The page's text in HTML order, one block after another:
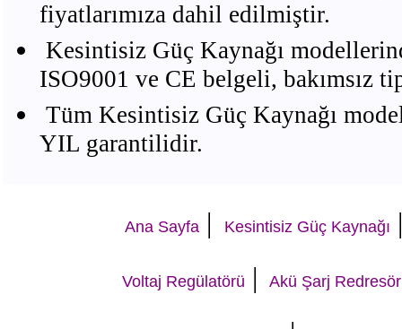
fiyatlarımıza dahil edilmiştir.
Kesintisiz Güç Kaynağı
ISO9001 ve CE belgeli, bakımsız
Tüm Kesintisiz Güç Kaynağı
YIL garantilidir.
Ana Sayfa | Kesintisiz Güç Kaynağı
Voltaj Regülatörü | Akü Şarj